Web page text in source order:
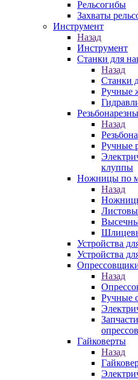
Рельсогибы
Захваты
Инструмент
Назад
Инструмент
Станки для
Назад
Станки
Ручные
Назад
Ручные
клуппы
Ножницы по
Назад
Устройства
Устройства
Назад
Ручные
Гайковерты
Назад